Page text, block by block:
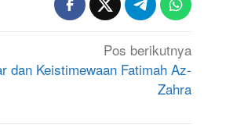
Pos berikutnya
dan Keistimewaan Fatimah Az-
Zahra